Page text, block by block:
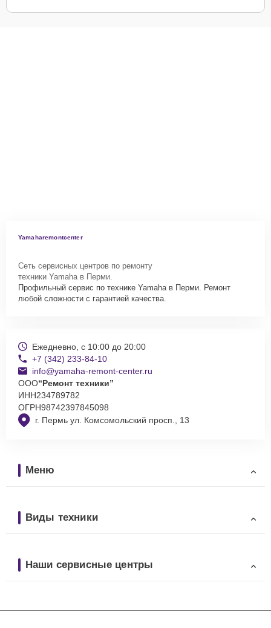
Yamaharemontcenter
Сеть сервисных центров по ремонту
техники Yamaha в Перми.
Профильный сервис по технике Yamaha в Перми. Ремонт
любой сложности с гарантией качества.
г. Пермь ул. Комсомольский просп., 13
Ежедневно, с 10:00 до 20:00
+7 (342) 233-84-10
info@yamaha-remont-center.ru
ООО“Ремонт техники”
ИНН234789782
ОГРН98742397845098
Меню
Виды техники
Наши сервисные центры